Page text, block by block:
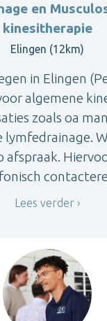
en
kinesitherapie
Elingen (12km)
in Elingen
algemene
zoals oa
lymfedrainage.
Lees verder